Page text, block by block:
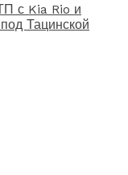
с Kia Rio и
Тацинской